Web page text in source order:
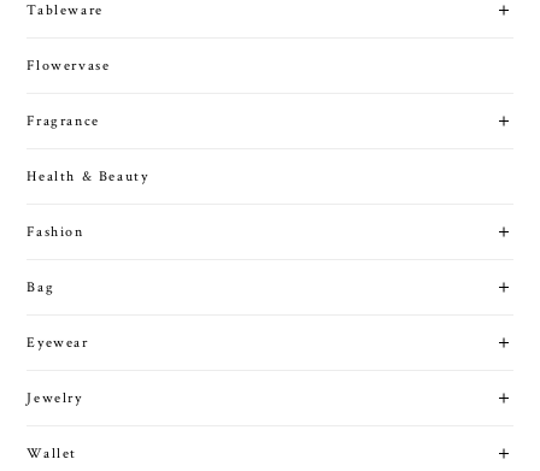
Tableware
Flowervase
Fragrance
Health & Beauty
Fashion
Bag
Eyewear
Jewelry
Wallet